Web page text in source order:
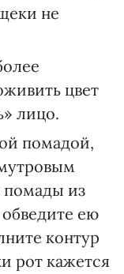
не
цвет
лицо.
помадой,
помады из
ею
контур
рот кажется